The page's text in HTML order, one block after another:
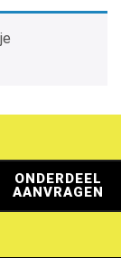
ONDERDEEL
AANVRAGEN